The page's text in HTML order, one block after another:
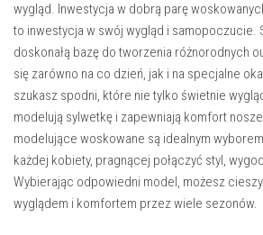
wygląd. Inwestycja w dobrą parę
to inwestycja w swój wygląd i samopoczucie.
doskonałą bazę do tworzenia różnorodnych
się zarówno na co dzień, jak i na specjalne
szukasz spodni, które nie tylko świetnie
modelują sylwetkę i zapewniają komfort
modelujące woskowane są idealnym
każdej kobiety, pragnącej połączyć styl,
Wybierając odpowiedni model, możesz
wyglądem i komfortem przez wiele sezonów.